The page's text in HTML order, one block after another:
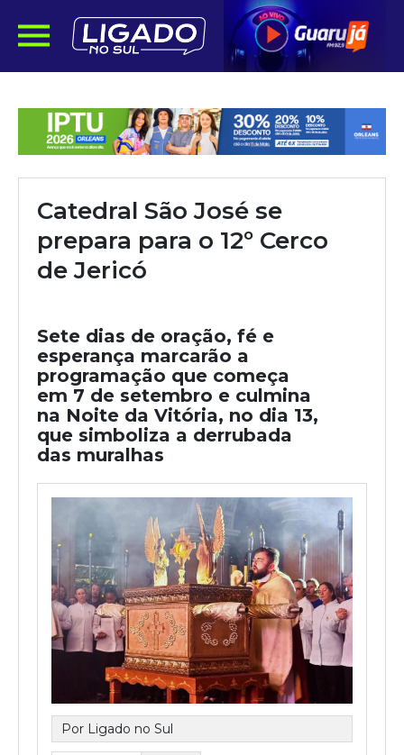
Catedral São José se
prepara para o 12º Cerco
de Jericó
Sete dias de oração, fé e
esperança marcarão a
programação que começa
em 7 de setembro e culmina
na Noite da Vitória, no dia 13,
que simboliza a derrubada
das muralhas
Por Ligado no Sul